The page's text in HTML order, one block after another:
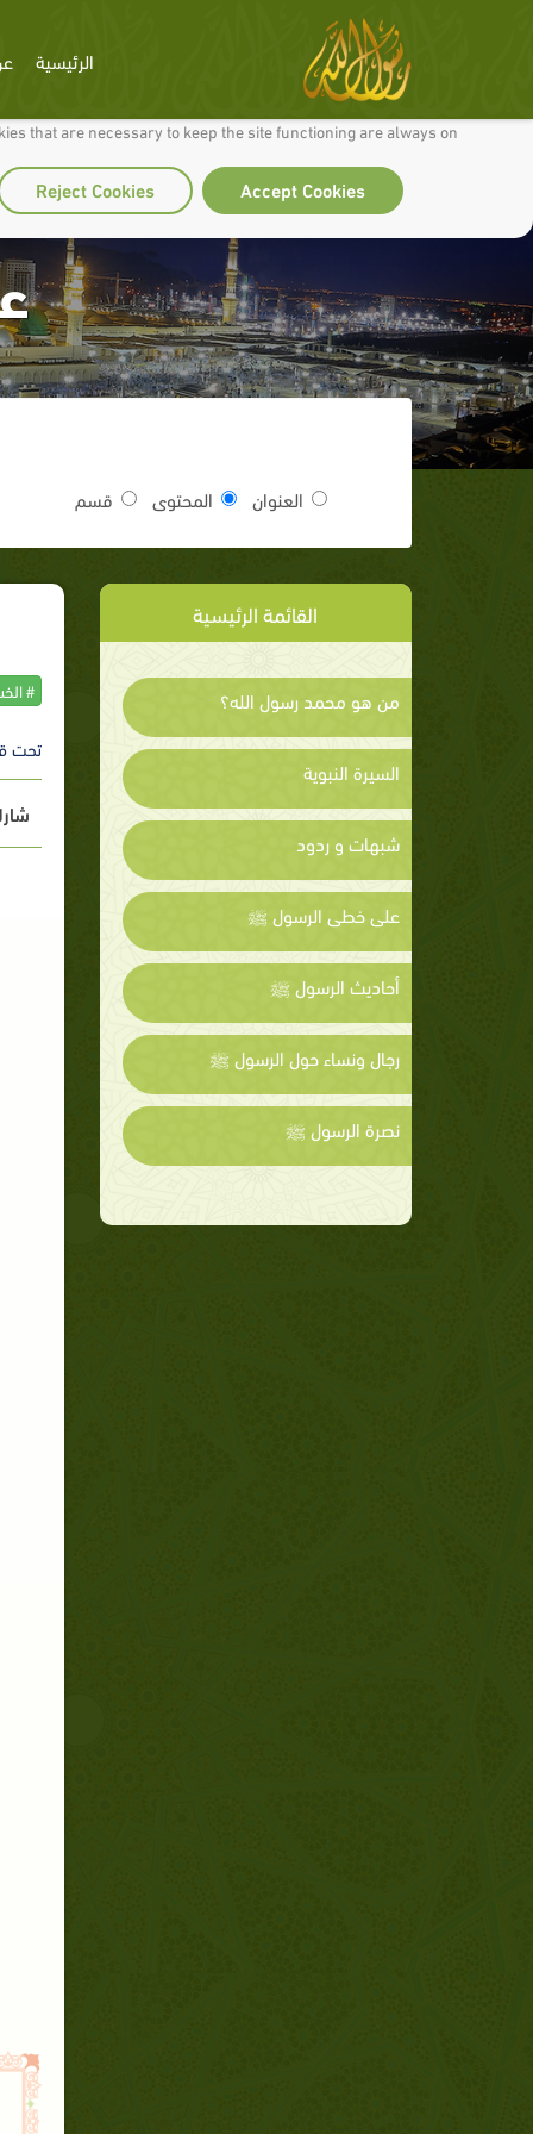
to make our site work well for you and so we can continually improve it.
that are necessary to keep the site functioning are always on
Accept Cookies
Reject Cookies
الرئيسية
العنوان المحتوى قسم
القائمة الرئيسية
من هو محمد رسول الله؟
السيرة النبوية
شبهات و ردود
على خطى الرسول ﷺ
أحاديث الرسول ﷺ
رجال ونساء حول الرسول ﷺ
نصرة الرسول ﷺ
#
تحت